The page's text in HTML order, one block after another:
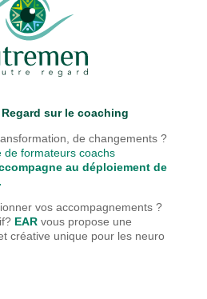
sur le coaching
de changements ?
de formateurs coachs
au déploiement de
vos accompagnements ?
EAR vous propose une
créative unique pour les neuro